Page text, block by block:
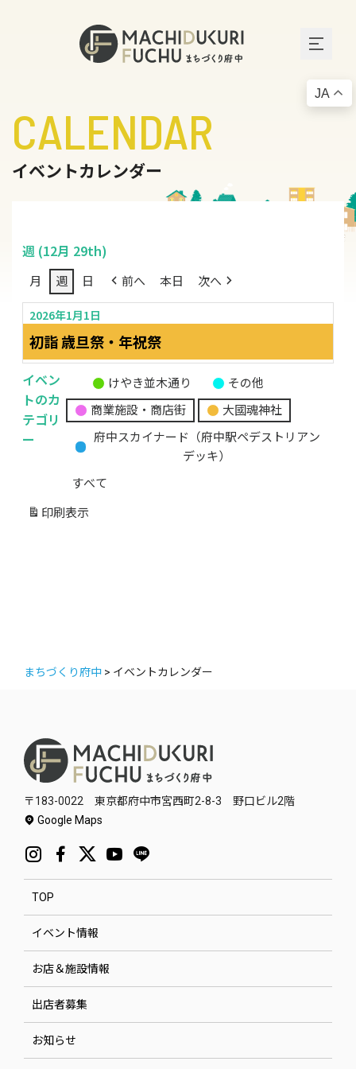
CALENDAR
イベントカレンダー
週 (12月 29th)
月 週 日 前へ 本日 次へ
2026年1月1日
初詣 歳旦祭・年祝祭
イベン
トのカ
テゴリ
ー
題
カ
ゴ
リ
けやき並木通り
その他
商業施設・商店街
大國魂神社
府中スカイナード（府中駅ペデストリアン
デッキ）
すべて
印刷 表示
まちづくり府中 > イベントカレンダー
〒183-0022 東京都府中市宮西町2-8-3 野口ビル2階
Google Maps
TOP
イベント情報
お店＆施設情報
出店者募集
お知らせ
JA